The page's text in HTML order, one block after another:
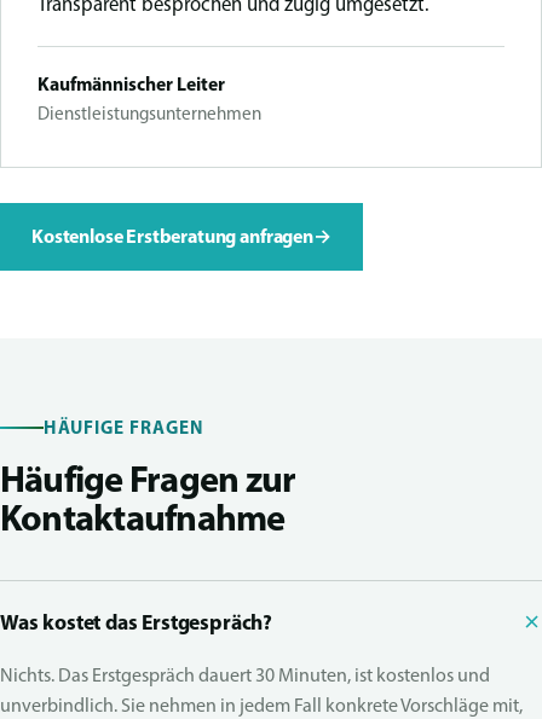
Kaufmännischer Leiter
Dienstleistungsunternehmen
Kostenlose Erstberatung anfragen→
HÄUFIGE FRAGEN
Häufige Fragen zur
Kontaktaufnahme
Was kostet das Erstgespräch?
Nichts. Das Erstgespräch dauert 30 Minuten, ist kostenlos und
unverbindlich. Sie nehmen in jedem Fall konkrete Vorschläge mit,